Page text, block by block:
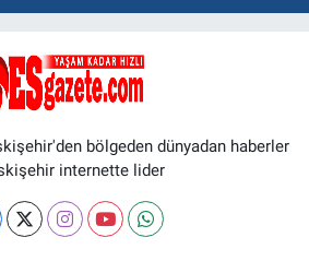
bölgeden dünyadan haberler
internette lider